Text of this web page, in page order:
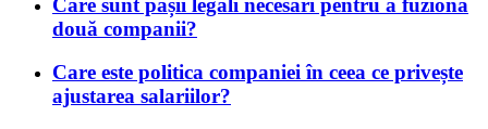
două companii?
Care este politica companiei în ceea ce privește
ajustarea salariilor?